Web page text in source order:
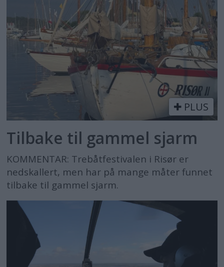
PLUS
Tilbake til gammel sjarm
KOMMENTAR: Trebåtfestivalen i Risør er
nedskallert, men har på mange måter funnet
tilbake til gammel sjarm.